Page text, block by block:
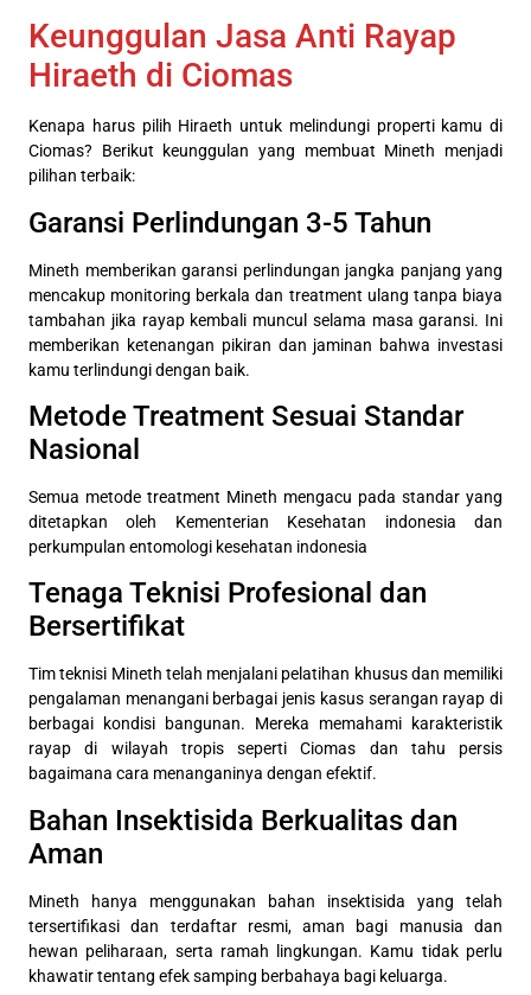
Keunggulan Jasa Anti Rayap
Hiraeth di Ciomas
Kenapa harus pilih Hiraeth untuk melindungi properti kamu di
Ciomas? Berikut keunggulan yang membuat Mineth menjadi
pilihan terbaik:
Garansi Perlindungan 3-5 Tahun
Mineth memberikan garansi perlindungan jangka panjang yang
mencakup monitoring berkala dan treatment ulang tanpa biaya
tambahan jika rayap kembali muncul selama masa garansi. Ini
memberikan ketenangan pikiran dan jaminan bahwa investasi
kamu terlindungi dengan baik.
Metode Treatment Sesuai Standar
Nasional
Semua metode treatment Mineth mengacu pada standar yang
ditetapkan oleh Kementerian Kesehatan indonesia dan
perkumpulan entomologi kesehatan indonesia
Tenaga Teknisi Profesional dan
Bersertifikat
Tim teknisi Mineth telah menjalani pelatihan khusus dan memiliki
pengalaman menangani berbagai jenis kasus serangan rayap di
berbagai kondisi bangunan. Mereka memahami karakteristik
rayap di wilayah tropis seperti Ciomas dan tahu persis
bagaimana cara menanganinya dengan efektif.
Bahan Insektisida Berkualitas dan
Aman
Mineth hanya menggunakan bahan insektisida yang telah
tersertifikasi dan terdaftar resmi, aman bagi manusia dan
hewan peliharaan, serta ramah lingkungan. Kamu tidak perlu
khawatir tentang efek samping berbahaya bagi keluarga.